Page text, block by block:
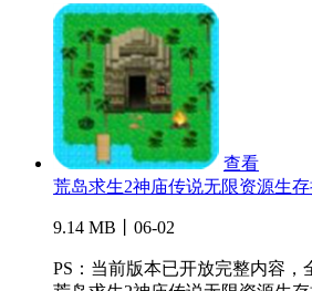
查看
荒岛求生2神庙传说无限资源生
9.14 MB丨06-02
PS：当前版本已开放完整内容，